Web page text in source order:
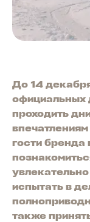
До 14
официальных
проходить
гости бренда
испытать в
также